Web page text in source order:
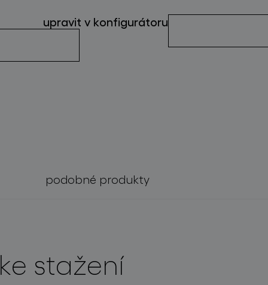
upravit v konfigurátoru
podobné produkty
stažení